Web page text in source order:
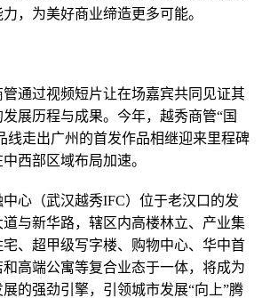
，为美好商业缔造更多可能。
通过视频短片让在场嘉宾共同见证其
展历程与成果。今年，越秀商管“国
线走出广州的首发作品相继迎来里程碑
西部区域布局加速。
心（武汉越秀IFC）位于老汉口的发
与新华路，辖区内高楼林立、产业集
、超甲级写字楼、购物中心、华中首
高端公寓等复合业态于一体，将成为
的强劲引擎，引领城市发展“向上”腾